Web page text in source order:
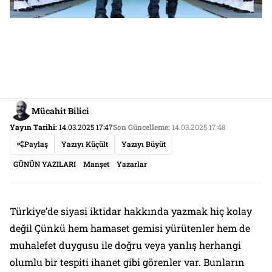
Mücahit Bilici
Yayın Tarihi:14.03.2025 17:47Son Güncelleme:14.03.2025 17:48
Paylaş
Yazıyı Küçült Yazıyı Büyüt
GÜNÜN YAZILARI Manşet Yazarlar
Türkiye’de siyasi iktidar hakkında yazmak hiç kolay
değil Çünkü hem hamaset gemisi yürütenler hem de
muhalefet duygusu ile doğru veya yanlış herhangi
olumlu bir tespiti ihanet gibi görenler var. Bunların